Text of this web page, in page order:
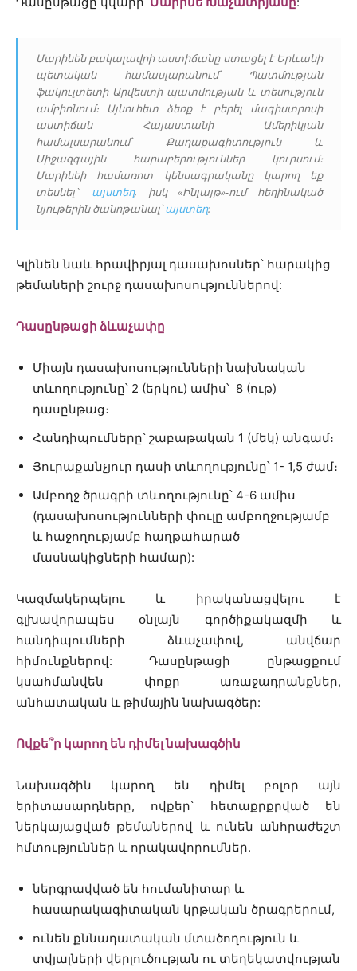
Մարինեն բակալավրի աստիճանը ստացել է Երևանի
պետական համասլարանում՝ Պատմության
ֆակուլտետի Արվեստի պատմության և տեսություն
ամբիոնում։ Այնուհետ ձեռք է բերել մագիստրոսի
աստիճան Հայաստանի Ամերիկյան
համալսարանում՝ Քաղաքագիտություն և
Միջազգային հարաբերություններ կուրսում։
Մարինեի համառոտ կենսագրականը կարող եք
տեսնել` այստեղ, իսկ «Ինլայթ»-ում հեղինակած
նյութերին ծանոթանալ՝այստեղ:
Կլինեն նաև հրավիրյալ դասախոսներ՝ հարակից
թեմաների շուրջ դասախոսություններով:
Դասընթացի ձևաչափը
Միայն դասախոսությունների նախնական
տևողությունը՝ 2 (երկու) ամիս՝ 8 (ութ)
դասընթաց։
Հանդիպումները՝ շաբաթական 1 (մեկ) անգամ։
Յուրաքանչյուր դասի տևողությունը՝ 1- 1,5 ժամ։
Ամբողջ ծրագրի տևողությունը՝ 4-6 ամիս
(դասախոսությունների փուլը ամբողջությամբ
և հաջողությամբ հաղթահարած
մասնակիցների համար):
Կազմակերպելու և իրականացվելու է
գլխավորապես օնլայն գործիքակազմի և
հանդիպումների ձևաչափով, անվճար
հիմունքներով: Դասընթացի ընթացքում
կսահմանվեն փոքր առաջադրանքներ,
անհատական և թիմային նախագծեր:
Ովքե՞ր կարող են դիմել նախագծին
Նախագծին կարող են դիմել բոլոր այն
երիտասարդները, ովքեր՝ հետաքրքրված են
ներկայացված թեմաներով և ունեն անհրաժեշտ
հմտություններ և որակավորումներ.
ներգրավված են հումանիտար և
հասարակագիտական կրթական ծրագրերում,
ունեն քննադատական մտածողություն և
տվյալների վերլուծության ու տեղեկատվության